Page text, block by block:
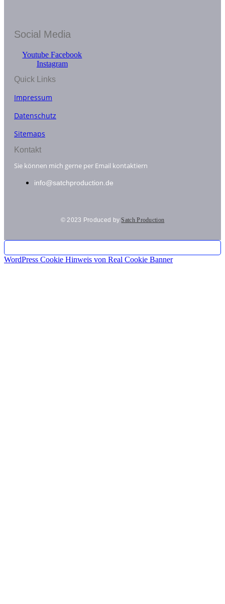
Social Media
Youtube Facebook
Instagram
Quick Links
Impressum
Datenschutz
Sitemaps
Kontakt
Sie können mich gerne per Email kontaktiern
info@satchproduction.de
© 2023 Produced by Satch Production
WordPress Cookie Hinweis von Real Cookie Banner